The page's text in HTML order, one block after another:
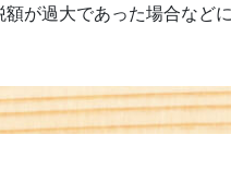
が過大であった場合などに